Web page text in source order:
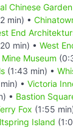
Chinese Garden
min) •
End
min) • West
Museum
(1:43 min) •
• Victoria
• Bastion
Fox (1:55
Island